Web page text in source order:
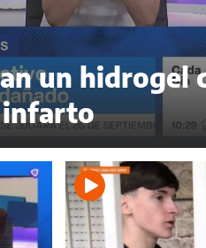
un hidrogel
infarto